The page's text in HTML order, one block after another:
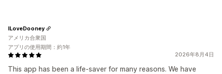
2026年8月4日
This app has been a life-saver for many reasons. We have
ILoveDooney
アメリカ合衆国
アプリの使用期間：約1年